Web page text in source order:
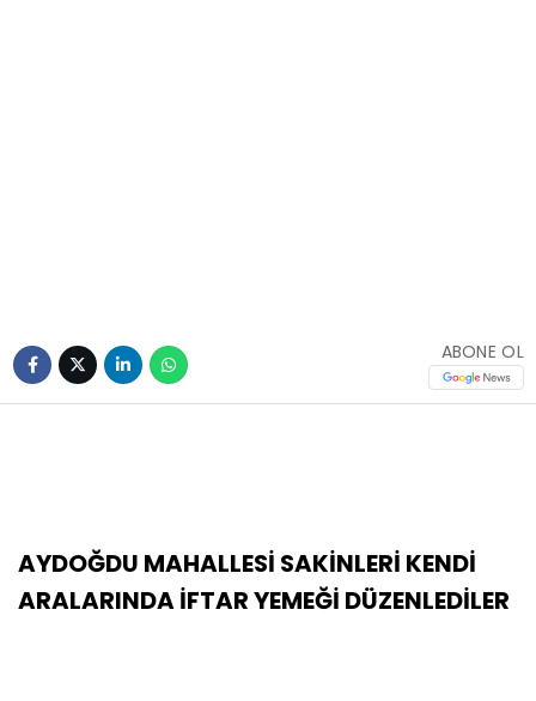
ABONE OL
AYDOĞDU MAHALLESİ SAKİNLERİ KENDİ
ARALARINDA İFTAR YEMEĞİ DÜZENLEDİLER